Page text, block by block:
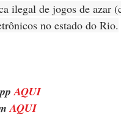
ilegal de jogos de azar
no estado do Rio.
AQUI
AQUI